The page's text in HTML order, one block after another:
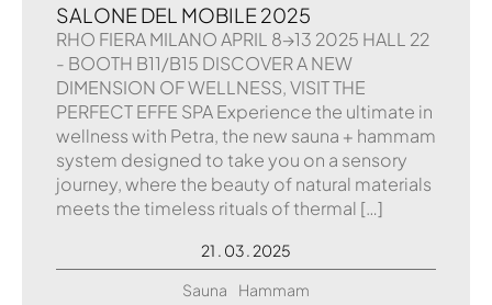
SALONE DEL MOBILE 2025
RHO FIERA MILANO APRIL 8→13 2025 HALL 22
- BOOTH B11/B15 DISCOVER A NEW
DIMENSION OF WELLNESS, VISIT THE
PERFECT EFFE SPA Experience the ultimate in
wellness with Petra, the new sauna + hammam
system designed to take you on a sensory
journey, where the beauty of natural materials
meets the timeless rituals of thermal […]
21 . 03 . 2025
Sauna
Hammam